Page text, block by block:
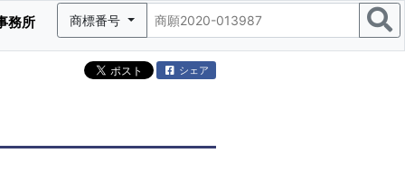
務所 商標番号
シェア